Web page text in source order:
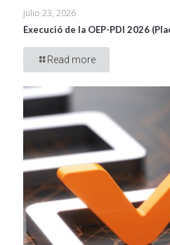
julio 23, 2026
Execució de la OEP-PDI 2026
Read more